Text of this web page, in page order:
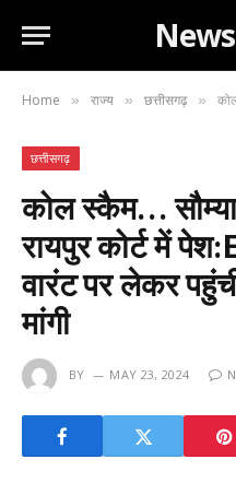
Home » राज्य » छत्तीसगढ़ » कोल
छत्तीसगढ़
कोल स्कैम… सौम्या
रायपुर कोर्ट में
वारंट पर लेकर
मांगी
BY MAY 23, 2024